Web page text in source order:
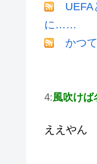
UEFA
に……
かつ
4:風吹けば
ええやん